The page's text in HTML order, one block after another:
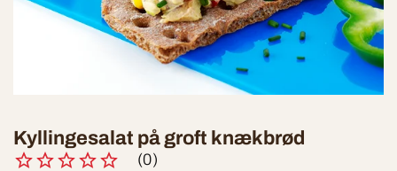
Kyllingesalat på groft knækbrød
(0)